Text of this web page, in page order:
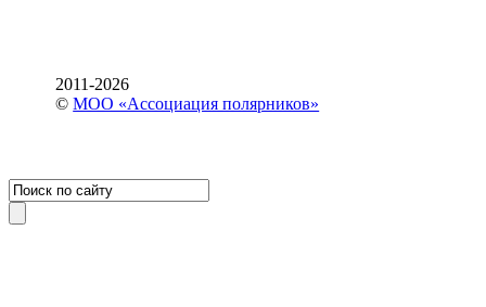
2011-2026
©МОО «Ассоциация полярников»